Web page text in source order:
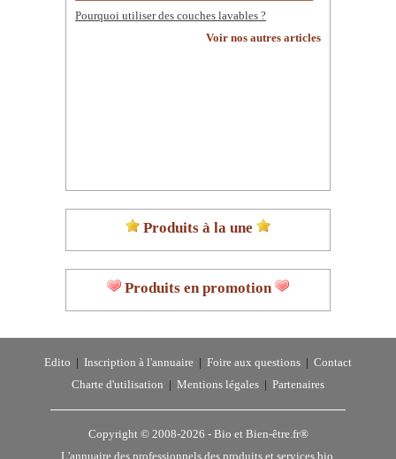
Pourquoi utiliser des couches lavables ?
Voir nos autres articles
Produits à la une
Produits en promotion
Edito Inscription à l'annuaire Foire aux questions
Contact
Charte d'utilisation
Mentions légales Partenaires
Copyright © 2008-2026 - Bio et Bien-être.fr®
L'annuaire des professionnels des produits et services bio,